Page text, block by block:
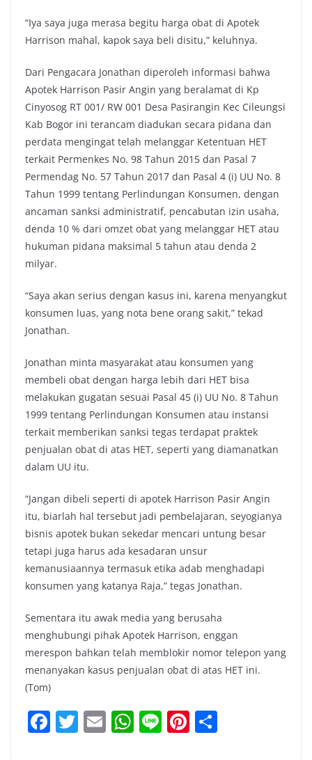
“Iya saya juga merasa begitu harga obat di Apotek
Harrison mahal, kapok saya beli disitu,” keluhnya.
Dari Pengacara Jonathan diperoleh informasi bahwa
Apotek Harrison Pasir Angin yang beralamat di Kp
Cinyosog RT 001/ RW 001 Desa Pasirangin Kec Cileungsi
Kab Bogor ini terancam diadukan secara pidana dan
perdata mengingat telah melanggar Ketentuan HET
terkait Permenkes No. 98 Tahun 2015 dan Pasal 7
Permendag No. 57 Tahun 2017 dan Pasal 4 (i) UU No. 8
Tahun 1999 tentang Perlindungan Konsumen, dengan
ancaman sanksi administratif, pencabutan izin usaha,
denda 10 % dari omzet obat yang melanggar HET atau
hukuman pidana maksimal 5 tahun atau denda 2
milyar.
“Saya akan serius dengan kasus ini, karena menyangkut
konsumen luas, yang nota bene orang sakit,” tekad
Jonathan.
Jonathan minta masyarakat atau konsumen yang
membeli obat dengan harga lebih dari HET bisa
melakukan gugatan sesuai Pasal 45 (i) UU No. 8 Tahun
1999 tentang Perlindungan Konsumen atau instansi
terkait memberikan sanksi tegas terdapat praktek
penjualan obat di atas HET, seperti yang diamanatkan
dalam UU itu.
“Jangan dibeli seperti di apotek Harrison Pasir Angin
itu, biarlah hal tersebut jadi pembelajaran, seyogianya
bisnis apotek bukan sekedar mencari untung besar
tetapi juga harus ada kesadaran unsur
kemanusiaannya termasuk etika adab menghadapi
konsumen yang katanya Raja,” tegas Jonathan.
Sementara itu awak media yang berusaha
menghubungi pihak Apotek Harrison, enggan
merespon bahkan telah memblokir nomor telepon yang
menanyakan kasus penjualan obat di atas HET ini.
(Tom)
F T E W Li Pi